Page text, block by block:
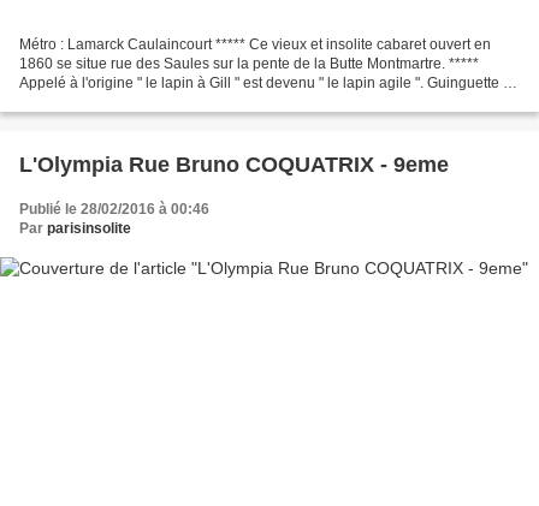
Métro : Lamarck Caulaincourt ***** Ce vieux et insolite cabaret ouvert en
1860 se situe rue des Saules sur la pente de la Butte Montmartre. *****
Appelé à l'origine " le lapin à Gill " est devenu " le lapin agile ". Guinguette au
L'Olympia Rue Bruno COQUATRIX - 9eme
Publié le 28/02/2016 à 00:46
Par parisinsolite